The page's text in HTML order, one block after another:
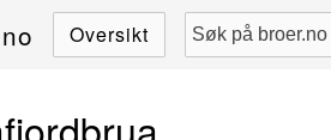
Oversikt